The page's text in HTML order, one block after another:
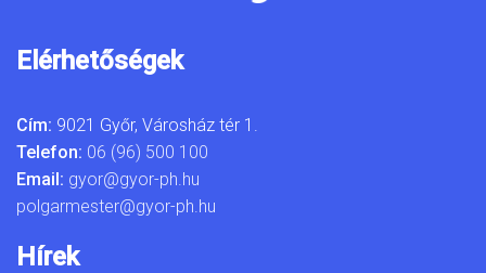
Elérhetőségek
Cím: 9021 Győr, Városház tér 1.
Telefon: 06 (96) 500 100
Email: gyor@gyor-ph.hu
polgarmester@gyor-ph.hu
Hírek